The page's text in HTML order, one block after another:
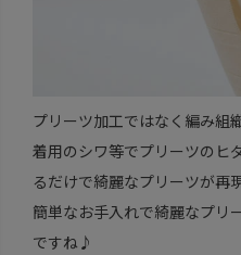
プリーツ加工ではなく編み組
着用のシワ等でプリーツのヒ
るだけで綺麗なプリーツが再
簡単なお手入れで綺麗なプリ
ですね♪